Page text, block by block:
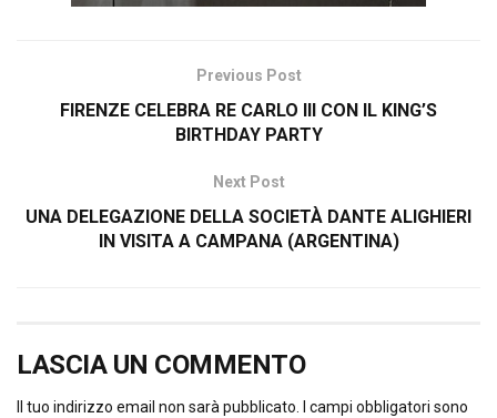
Previous Post
FIRENZE CELEBRA RE CARLO III CON IL KING’S
BIRTHDAY PARTY
Next Post
UNA DELEGAZIONE DELLA SOCIETÀ DANTE ALIGHIERI
IN VISITA A CAMPANA (ARGENTINA)
LASCIA UN COMMENTO
Il tuo indirizzo email non sarà pubblicato.
I campi obbligatori sono